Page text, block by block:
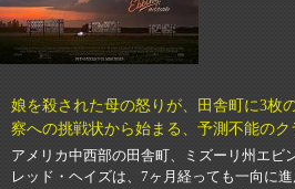
娘を殺された母の怒りが、田舎町に3枚
察への挑戦状から始まる、予測不能のク
アメリカ中西部の田舎町、ミズーリ州エビ
レッド・ヘイズは、7ヶ月経っても一向に